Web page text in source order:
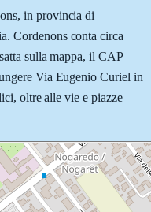
in provincia di
Cordenons conta circa
sulla mappa, il CAP
Via Eugenio Curiel in
oltre alle vie e piazze